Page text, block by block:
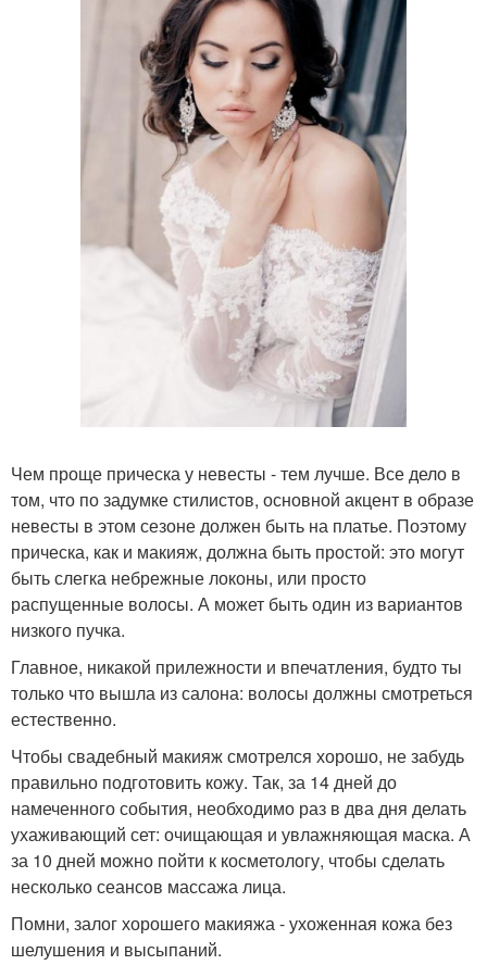
Чем проще прическа у невесты - тем лучше. Все дело в
том, что по задумке стилистов, основной акцент в образе
невесты в этом сезоне должен быть на платье. Поэтому
прическа, как и макияж, должна быть простой: это могут
быть слегка небрежные локоны, или просто
распущенные волосы. А может быть один из вариантов
низкого пучка.
Главное, никакой прилежности и впечатления, будто ты
только что вышла из салона: волосы должны смотреться
естественно.
Чтобы свадебный макияж смотрелся хорошо, не забудь
правильно подготовить кожу. Так, за 14 дней до
намеченного события, необходимо раз в два дня делать
ухаживающий сет: очищающая и увлажняющая маска. А
за 10 дней можно пойти к косметологу, чтобы сделать
несколько сеансов массажа лица.
Помни, залог хорошего макияжа - ухоженная кожа без
шелушения и высыпаний.